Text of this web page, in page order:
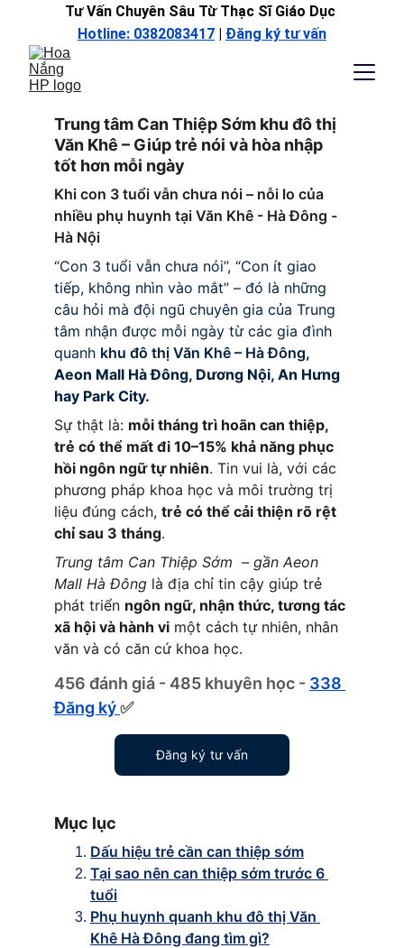
Tư Vấn Chuyên Sâu Từ Thạc Sĩ Giáo Dục
Hotline: 0382083417 | Đăng ký tư vấn
Trung tâm Can Thiệp Sớm khu đô thị
Văn Khê – Giúp trẻ nói và hòa nhập
tốt hơn mỗi ngày
Khi con 3 tuổi vẫn chưa nói – nỗi lo của
nhiều phụ huynh tại Văn Khê - Hà Đông -
Hà Nội
“Con 3 tuổi vẫn chưa nói”, “Con ít giao
tiếp, không nhìn vào mắt” – đó là những
câu hỏi mà đội ngũ chuyên gia của Trung
tâm nhận được mỗi ngày từ các gia đình
quanh khu đô thị Văn Khê – Hà Đông,
Aeon Mall Hà Đông, Dương Nội, An Hưng
hay Park City.
Sự thật là: mỗi tháng trì hoãn can thiệp,
trẻ có thể mất đi 10–15% khả năng phục
hồi ngôn ngữ tự nhiên. Tin vui là, với các
phương pháp khoa học và môi trường trị
liệu đúng cách, trẻ có thể cải thiện rõ rệt
chỉ sau 3 tháng.
Trung tâm Can Thiệp Sớm  – gần Aeon
Mall Hà Đông là địa chỉ tin cậy giúp trẻ
phát triển ngôn ngữ, nhận thức, tương tác
xã hội và hành vi một cách tự nhiên, nhân
văn và có căn cứ khoa học.
456 đánh giá - 485 khuyên học - 338
Đăng ký ✅
Đăng ký tư vấn
Mục lục
Dấu hiệu trẻ cần can thiệp sớm
Tại sao nên can thiệp sớm trước 6
tuổi
Phụ huynh quanh khu đô thị Văn
Khê Hà Đông đang tìm gì?